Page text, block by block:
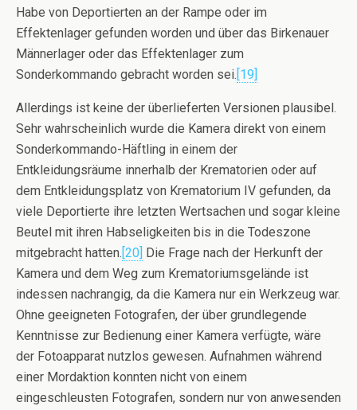
Habe von Deportierten an der Rampe oder im
Effektenlager gefunden worden und über das Birkenauer
Männerlager oder das Effektenlager zum
Sonderkommando gebracht worden sei. [19]
Allerdings ist keine der überlieferten Versionen plausibel.
Sehr wahrscheinlich wurde die Kamera direkt von einem
Sonderkommando-Häftling in einem der
Entkleidungsräume innerhalb der Krematorien oder auf
dem Entkleidungsplatz von Krematorium IV gefunden, da
viele Deportierte ihre letzten Wertsachen und sogar kleine
Beutel mit ihren Habseligkeiten bis in die Todeszone
mitgebracht hatten. [20] Die Frage nach der Herkunft der
Kamera und dem Weg zum Krematoriumsgelände ist
indessen nachrangig, da die Kamera nur ein Werkzeug war.
Ohne geeigneten Fotografen, der über grundlegende
Kenntnisse zur Bedienung einer Kamera verfügte, wäre
der Fotoapparat nutzlos gewesen. Aufnahmen während
einer Mordaktion konnten nicht von einem
eingeschleusten Fotografen, sondern nur von anwesenden